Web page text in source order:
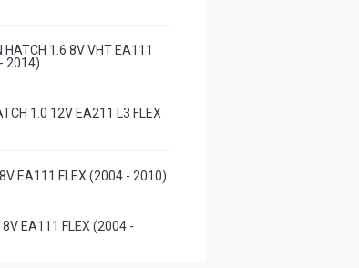
HATCH 1.6 8V VHT EA111
2014)
1.0 12V EA211 L3 FLEX
EA111 FLEX (2004 - 2010)
8V EA111 FLEX (2004 -